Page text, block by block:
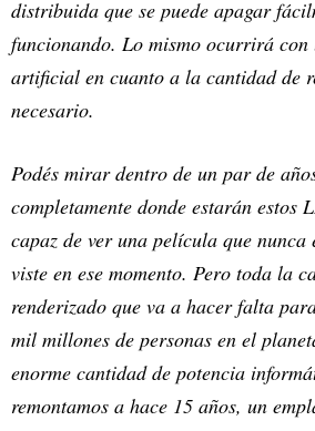
distribuida que se puede apagar
funcionando. Lo mismo ocurrirá
artificial en cuanto a la cantidad de
necesario.
Podés mirar dentro de un par de
completamente donde estarán estos
capaz de ver una película que
viste en ese momento. Pero toda la
renderizado que va a hacer falta
mil millones de personas en el
enorme cantidad de potencia
remontamos a hace 15 años, un